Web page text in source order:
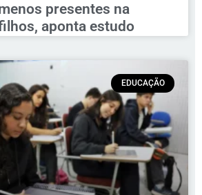
presentes na
aponta estudo
EDUCAÇÃO